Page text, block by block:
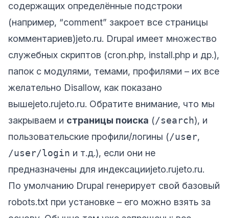
содержащих определённые подстроки
(например, “comment” закроет все страницы
комментариев)jeto.ru. Drupal имеет множество
служебных скриптов (cron.php, install.php и др.),
папок с модулями, темами, профилями – их все
желательно Disallow, как показано
вышеjeto.rujeto.ru. Обратите внимание, что мы
закрываем и страницы поиска (/search), и
пользовательские профили/логины (/user,
/user/login и т.д.), если они не
предназначены для индексацииjeto.rujeto.ru.
По умолчанию Drupal генерирует свой базовый
robots.txt при установке – его можно взять за